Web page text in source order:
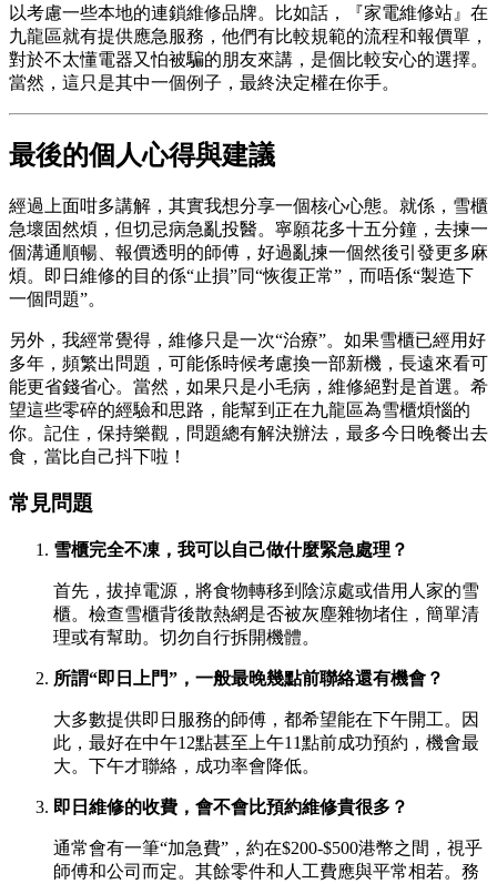
以考慮一些本地的連鎖維修品牌。比如話，『家電維修站』在
九龍區就有提供應急服務，他們有比較規範的流程和報價單，
對於不太懂電器又怕被騙的朋友來講，是個比較安心的選擇。
當然，這只是其中一個例子，最終決定權在你手。
最後的個人心得與建議
經過上面咁多講解，其實我想分享一個核心心態。就係，雪櫃
急壞固然煩，但切忌病急亂投醫。寧願花多十五分鐘，去揀一
個溝通順暢、報價透明的師傅，好過亂揀一個然後引發更多麻
煩。即日維修的目的係“止損”同“恢復正常”，而唔係“製造下
一個問題”。
另外，我經常覺得，維修只是一次“治療”。如果雪櫃已經用好
多年，頻繁出問題，可能係時候考慮換一部新機，長遠來看可
能更省錢省心。當然，如果只是小毛病，維修絕對是首選。希
望這些零碎的經驗和思路，能幫到正在九龍區為雪櫃煩惱的
你。記住，保持樂觀，問題總有解決辦法，最多今日晚餐出去
食，當比自己抖下啦！
常見問題
雪櫃完全不凍，我可以自己做什麼緊急處理？
首先，拔掉電源，將食物轉移到陰涼處或借用人家的雪
櫃。檢查雪櫃背後散熱網是否被灰塵雜物堵住，簡單清
理或有幫助。切勿自行拆開機體。
所謂“即日上門”，一般最晚幾點前聯絡還有機會？
大多數提供即日服務的師傅，都希望能在下午開工。因
此，最好在中午12點甚至上午11點前成功預約，機會最
大。下午才聯絡，成功率會降低。
即日維修的收費，會不會比預約維修貴很多？
通常會有一筆“加急費”，約在$200-$500港幣之間，視乎
師傅和公司而定。其餘零件和人工費應與平常相若。務